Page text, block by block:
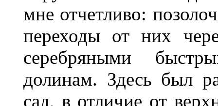
мне отчетливо:
переходы от них
серебряными
долинам. Здесь был
сад, в отличие от